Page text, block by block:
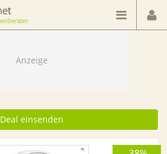
Deal einsenden